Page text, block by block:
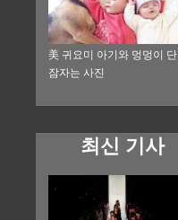
美 귀요미 아기와 멍멍이 단
잠자는 사진
최신 기사